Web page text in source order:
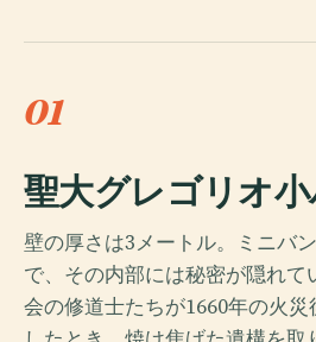
01
聖大グレゴリオ
壁の厚さは3メートル。ミニバ
で、その内部には秘密が隠れて
会の修道士たちが1660年の火